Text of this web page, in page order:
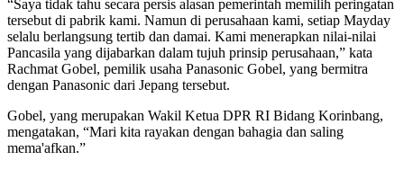
“Saya tidak tahu secara persis alasan pemerintah memilih peringatan
tersebut di pabrik kami. Namun di perusahaan kami, setiap Mayday
selalu berlangsung tertib dan damai. Kami menerapkan nilai-nilai
Pancasila yang dijabarkan dalam tujuh prinsip perusahaan,” kata
Rachmat Gobel, pemilik usaha Panasonic Gobel, yang bermitra
dengan Panasonic dari Jepang tersebut.
Gobel, yang merupakan Wakil Ketua DPR RI Bidang Korinbang,
mengatakan, “Mari kita rayakan dengan bahagia dan saling
mema'afkan.”